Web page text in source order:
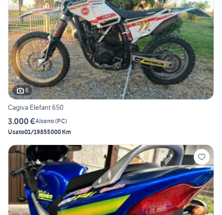
6
Cagiva Elefant 650
3.000 €Alseno(PC)
Usato01/19855000 Km